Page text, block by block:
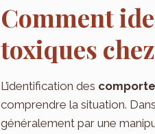
Comment
toxiques
L’identification des
comprendre la situation.
généralement par une